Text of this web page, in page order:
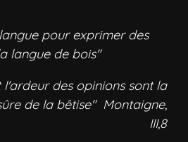
pour exprimer des
langue de bois"
des opinions sont la
de la bêtise" Montaigne,
III,8